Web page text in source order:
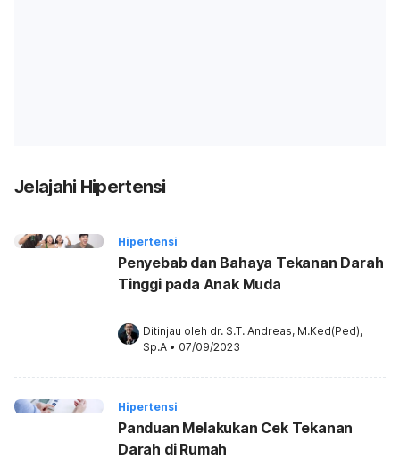
Jelajahi Hipertensi
Hipertensi
Penyebab dan Bahaya Tekanan Darah
Tinggi pada Anak Muda
Ditinjau oleh dr. S.T. Andreas, M.Ked(Ped),
Sp.A • 07/09/2023
Hipertensi
Panduan Melakukan Cek Tekanan
Darah di Rumah